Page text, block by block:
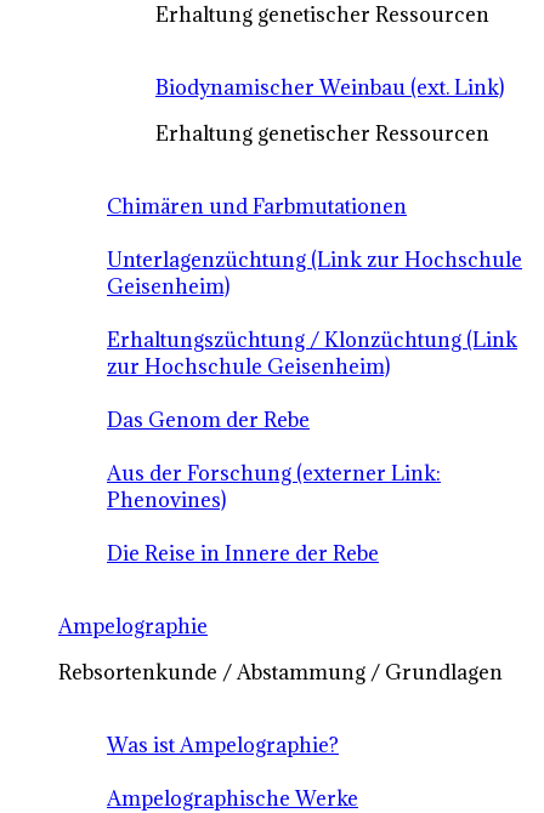
Erhaltung genetischer Ressourcen
Biodynamischer Weinbau (ext. Link)
Erhaltung genetischer Ressourcen
Chimären und Farbmutationen
Unterlagenzüchtung (Link zur Hochschule
Geisenheim)
Erhaltungszüchtung / Klonzüchtung (Link
zur Hochschule Geisenheim)
Das Genom der Rebe
Aus der Forschung (externer Link:
Phenovines)
Die Reise in Innere der Rebe
Ampelographie
Rebsortenkunde / Abstammung / Grundlagen
Was ist Ampelographie?
Ampelographische Werke